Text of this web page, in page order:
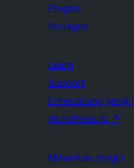
Plugins
Vorlagen
Learn
Support
Entwicklung (engl.)
WordPress.tv ↗
Mitwirken (engl.)